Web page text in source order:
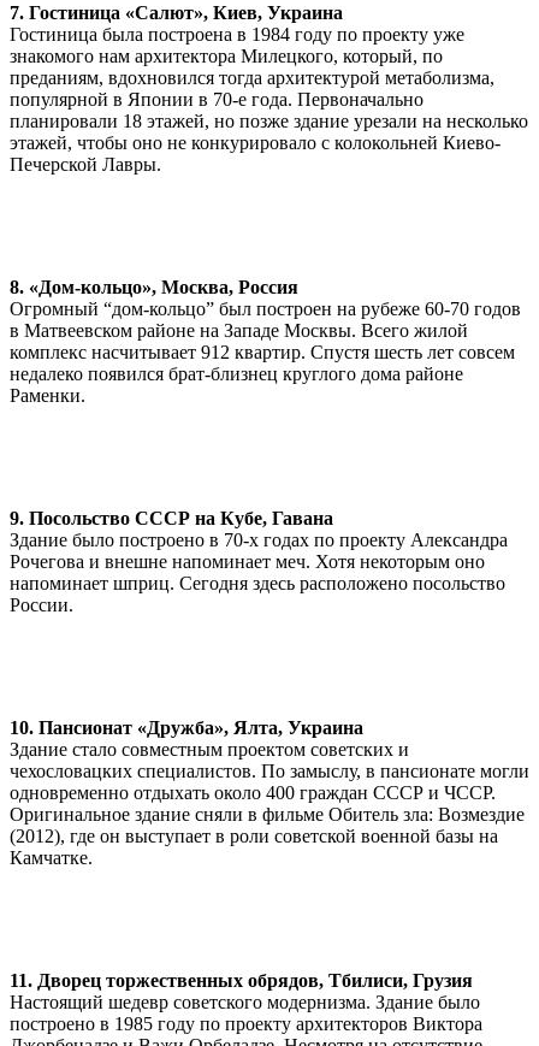
7. Гостиница «Салют», Киев, Украина
Гостиница была построена в 1984 году по проекту уже
знакомого нам архитектора Милецкого, который, по
преданиям, вдохновился тогда архитектурой метаболизма,
популярной в Японии в 70-е года. Первоначально
планировали 18 этажей, но позже здание урезали на несколько
этажей, чтобы оно не конкурировало с колокольней Киево-
Печерской Лавры.
8. «Дом-кольцо», Москва, Россия
Огромный “дом-кольцо” был построен на рубеже 60-70 годов
в Матвеевском районе на Западе Москвы. Всего жилой
комплекс насчитывает 912 квартир. Спустя шесть лет совсем
недалеко появился брат-близнец круглого дома районе
Раменки.
9. Посольство СССР на Кубе, Гавана
Здание было построено в 70-х годах по проекту Александра
Рочегова и внешне напоминает меч. Хотя некоторым оно
напоминает шприц. Сегодня здесь расположено посольство
России.
10. Пансионат «Дружба», Ялта, Украина
Здание стало совместным проектом советских и
чехословацких специалистов. По замыслу, в пансионате могли
одновременно отдыхать около 400 граждан СССР и ЧССР.
Оригинальное здание сняли в фильме Обитель зла: Возмездие
(2012), где он выступает в роли советской военной базы на
Камчатке.
11. Дворец торжественных обрядов, Тбилиси, Грузия
Настоящий шедевр советского модернизма. Здание было
построено в 1985 году по проекту архитекторов Виктора